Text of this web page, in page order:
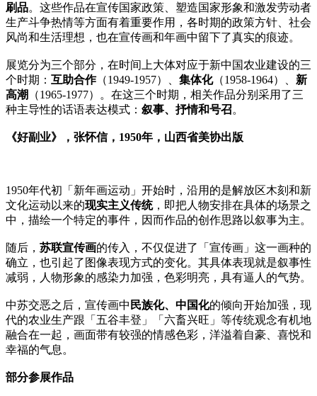
刷品。这些作品在宣传国家政策、塑造国家形象和激发劳动者
生产斗争热情等方面有着重要作用，各时期的政策方针、社会
风尚和生活理想，也在宣传画和年画中留下了真实的痕迹。
展览分为三个部分，在时间上大体对应于新中国农业建设的三
个时期： 互助合作（1949-1957）、 集体化（1958-1964）、 新
高潮
（1965-1977）。在这三个时期，相关作品分别采用了三
种主导性的话语表达模式： 叙事、抒情和号召。
《好副业》，张怀信，1950年，山西省美协出版
1950年代初「新年画运动」开始时，沿用的是解放区木刻和新
文化运动以来的现实主义传统，即把人物安排在具体的场景之
中，描绘一个特定的事件，因而作品的创作思路以叙事为主。
随后， 苏联宣传画的传入，不仅促进了「宣传画」这一画种的
确立，也引起了图像表现方式的变化。其具体表现就是叙事性
减弱，人物形象的感染力加强，色彩明亮，具有逼人的气势。
中苏交恶之后，宣传画中 民族化、中国化的倾向开始加强，现
代的农业生产跟「五谷丰登」「六畜兴旺」等传统观念有机地
融合在一起，画面带有较强的情感色彩，洋溢着自豪、喜悦和
幸福的气息。
部分参展作品